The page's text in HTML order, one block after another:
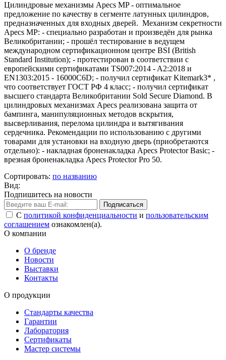
Цилиндровые механизмы Apecs MP - оптимальное
предложение по качеству в сегменте латунных цилиндров,
предназначенных для входных дверей. Механизм секретности
Apecs MP: - специально разработан и произведён для рынка
Великобритании; - прошёл тестирование в ведущем
международном сертификационном центре BSI (British
Standard Institution); - протестирован в соответствии с
европейскими сертификатами TS007:2014 - A2:2018 и
EN1303:2015 - 16000C6D; - получил сертификат Kitemark3* ,
что соответствует ГОСТ РФ 4 класс; - получил сертификат
высшего стандарта Великобритании Sold Secure Diamond. В
цилиндровых механизмах Apecs реализована защита от
бампинга, манипуляционных методов вскрытия,
высверливания, перелома цилиндра и вытягивания
сердечника. Рекомендации по использованию с другими
товарами для установки на входную дверь (приобретаются
отдельно): - накладная броненакладка Apecs Protector Basic; -
врезная броненакладка Apecs Protector Pro 50.
Сортировать: по названию
Вид:
Подпишитесь на новости
Подписаться
С политикой конфиденциальности и пользовательским
соглашением ознакомлен(а).
О компании
О бренде
Новости
Выставки
Контакты
О продукции
Стандарты качества
Гарантии
Лаборатория
Сертификаты
Мастер системы